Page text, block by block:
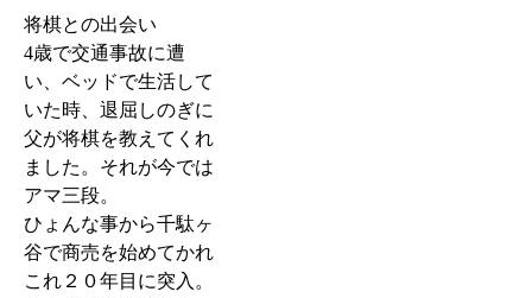
将棋との出会い
4歳で交通事故に遭
い、ベッドで生活して
いた時、退屈しのぎに
父が将棋を教えてくれ
ました。それが今では
アマ三段。
ひょんな事から千駄ヶ
谷で商売を始めてかれ
これ２０年目に突入。